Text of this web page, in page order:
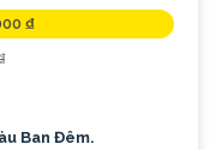
₫
Ban Đêm.